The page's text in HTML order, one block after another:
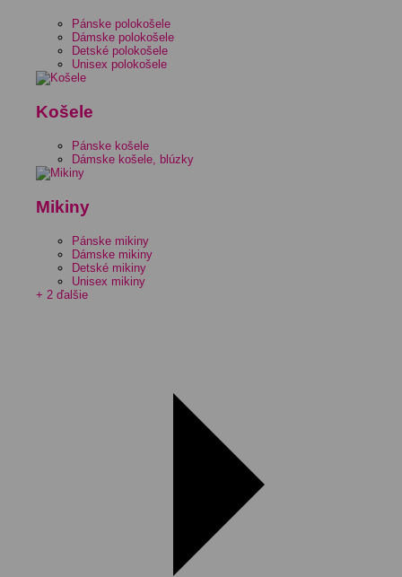
Pánske polokošele
Dámske polokošele
Detské polokošele
Unisex polokošele
Košele
Pánske košele
Dámske košele, blúzky
Mikiny
Pánske mikiny
Dámske mikiny
Detské mikiny
Unisex mikiny
+ 2 ďalšie